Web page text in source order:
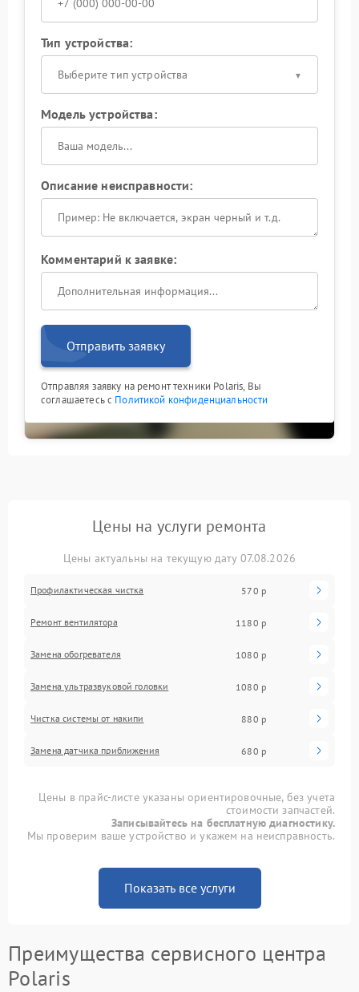
Тип устройства:
Выберите тип устройства
Модель устройства:
Описание неисправности:
Комментарий к заявке:
Отправить заявку
Отправляя заявку на ремонт техники Polaris, Вы
соглашаетесь с Политикой конфиденциальности
Цены на услуги ремонта
Цены актуальны на текущую дату 07.08.2026
Профилактическая чистка 570 р
Ремонт вентилятора 1180 р
Замена обогревателя 1080 р
Замена ультразвуковой головки 1080 р
Чистка системы от накипи 880 р
Замена датчика приближения 680 р
Цены в прайс-листе указаны ориентировочные, без учета
стоимости запчастей.
Записывайтесь на бесплатную диагностику.
Мы проверим ваше устройство и укажем на неисправность.
Показать все услуги
Преимущества сервисного центра
Polaris